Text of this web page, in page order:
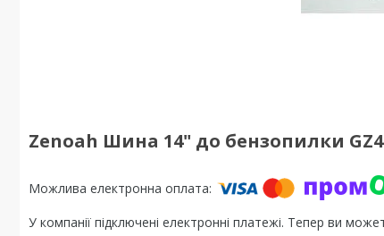
Zenoah Шина 14" до бензопилки
У компанії підключені електронні платежі. Тепер ви